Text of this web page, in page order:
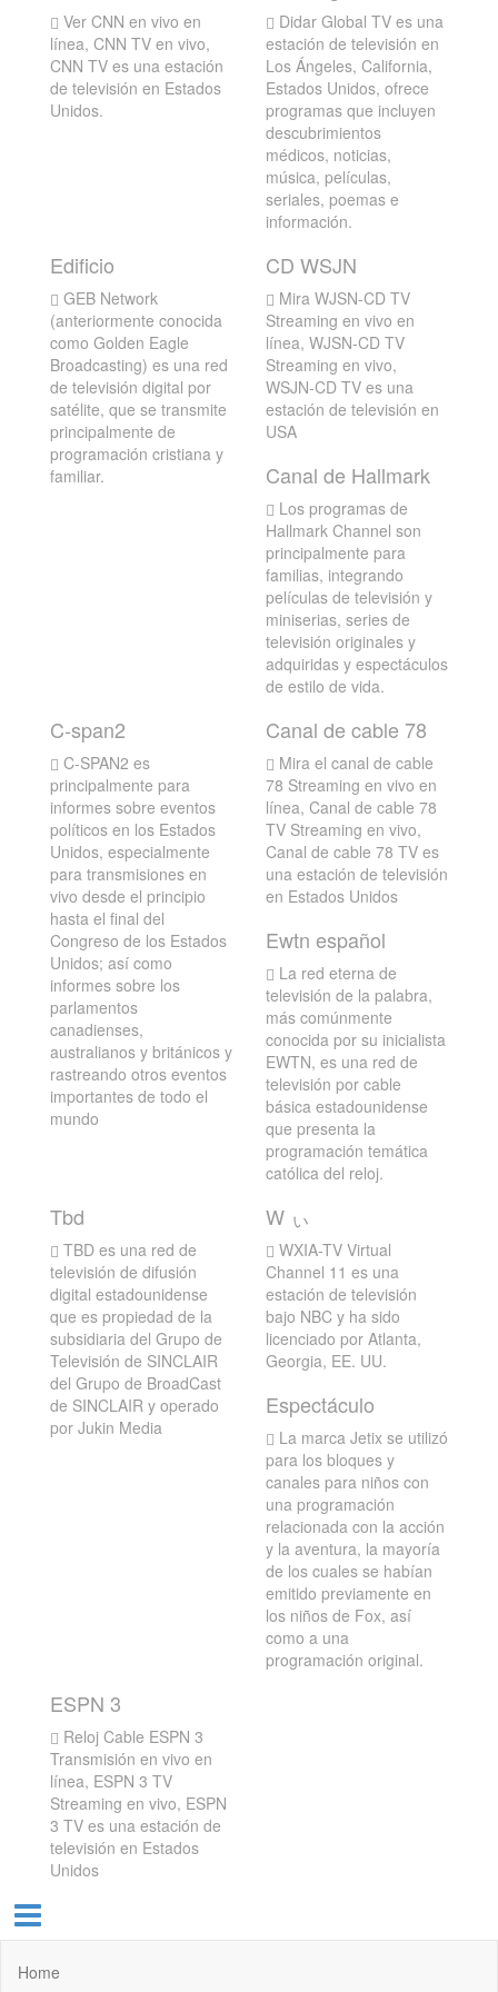
Ver CNN en vivo en
línea, CNN TV en vivo,
CNN TV es una estación
de televisión en Estados
Unidos.
Didar Global TV es una
estación de televisión en
Los Ángeles, California,
Estados Unidos, ofrece
programas que incluyen
descubrimientos
médicos, noticias,
música, películas,
seriales, poemas e
información.
Edificio
GEB Network
(anteriormente conocida
como Golden Eagle
Broadcasting) es una red
de televisión digital por
satélite, que se transmite
principalmente de
programación cristiana y
familiar.
CD WSJN
Mira WJSN-CD TV
Streaming en vivo en
línea, WJSN-CD TV
Streaming en vivo,
WSJN-CD TV es una
estación de televisión en
USA
Canal de Hallmark
Los programas de
Hallmark Channel son
principalmente para
familias, integrando
películas de televisión y
miniserias, series de
televisión originales y
adquiridas y espectáculos
de estilo de vida.
C-span2
C-SPAN2 es
principalmente para
informes sobre eventos
políticos en los Estados
Unidos, especialmente
para transmisiones en
vivo desde el principio
hasta el final del
Congreso de los Estados
Unidos; así como
informes sobre los
parlamentos
canadienses,
australianos y británicos y
rastreando otros eventos
importantes de todo el
mundo
Canal de cable 78
Mira el canal de cable
78 Streaming en vivo en
línea, Canal de cable 78
TV Streaming en vivo,
Canal de cable 78 TV es
una estación de televisión
en Estados Unidos
Ewtn español
La red eterna de
televisión de la palabra,
más comúnmente
conocida por su inicialista
EWTN, es una red de
televisión por cable
básica estadounidense
que presenta la
programación temática
católica del reloj.
Tbd
TBD es una red de
televisión de difusión
digital estadounidense
que es propiedad de la
subsidiaria del Grupo de
Televisión de SINCLAIR
del Grupo de BroadCast
de SINCLAIR y operado
por Jukin Media
W ぃ
WXIA-TV Virtual
Channel 11 es una
estación de televisión
bajo NBC y ha sido
licenciado por Atlanta,
Georgia, EE. UU.
Espectáculo
La marca Jetix se utilizó
para los bloques y
canales para niños con
una programación
relacionada con la acción
y la aventura, la mayoría
de los cuales se habían
emitido previamente en
los niños de Fox, así
como a una
programación original.
ESPN 3
Reloj Cable ESPN 3
Transmisión en vivo en
línea, ESPN 3 TV
Streaming en vivo, ESPN
3 TV es una estación de
televisión en Estados
Unidos
Home